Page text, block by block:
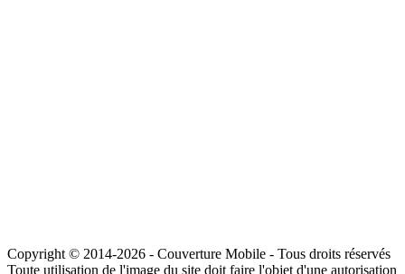
Copyright © 2014-2026 - Couverture Mobile - Tous droits réservés
Toute utilisation de l'image du site doit faire l'objet d'une autorisation